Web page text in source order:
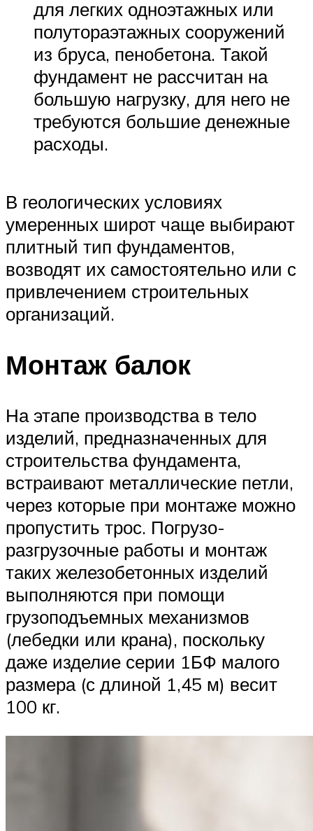
для легких одноэтажных или
полутораэтажных сооружений
из бруса, пенобетона. Такой
фундамент не рассчитан на
большую нагрузку, для него не
требуются большие денежные
расходы.
В геологических условиях
умеренных широт чаще выбирают
плитный тип фундаментов,
возводят их самостоятельно или с
привлечением строительных
организаций.
Монтаж балок
На этапе производства в тело
изделий, предназначенных для
строительства фундамента,
встраивают металлические петли,
через которые при монтаже можно
пропустить трос. Погрузо-
разгрузочные работы и монтаж
таких железобетонных изделий
выполняются при помощи
грузоподъемных механизмов
(лебедки или крана), поскольку
даже изделие серии 1БФ малого
размера (с длиной 1,45 м) весит
100 кг.